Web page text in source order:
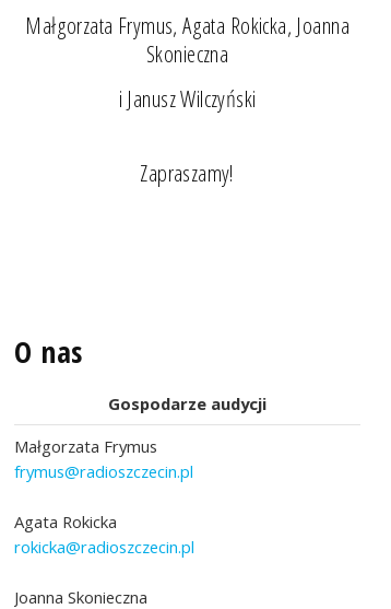
Małgorzata Frymus, Agata Rokicka, Joanna
Skonieczna
i Janusz Wilczyński
Zapraszamy!
O nas
Gospodarze audycji
Małgorzata Frymus
frymus@radioszczecin.pl
Agata Rokicka
rokicka@radioszczecin.pl
Joanna Skonieczna